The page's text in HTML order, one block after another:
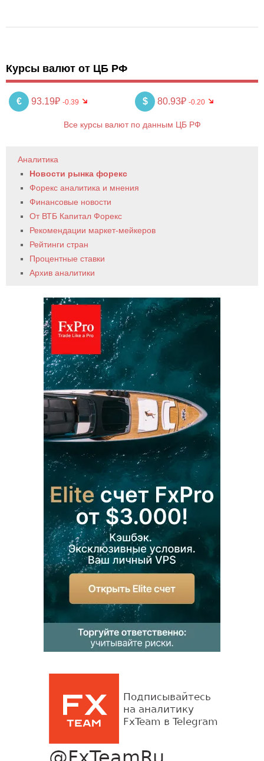
Курсы валют от ЦБ РФ
€ 93.19₽ -0.39 $ 80.93₽ -0.20
Все курсы валют по данным ЦБ РФ
Аналитика
Новости рынка форекс
Форекс аналитика и мнения
Финансовые новости
От ВТБ Капитал Форекс
Рекомендации маркет-мейкеров
Рейтинги стран
Процентные ставки
Архив аналитики